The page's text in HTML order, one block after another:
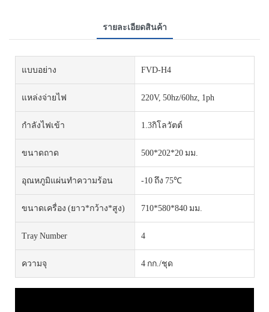
รายละเอียดสินค้า
แบบอย่าง FVD-H4
แหล่งจ่ายไฟ 220V, 50hz/60hz, 1ph
กำลังไฟเข้า 1.3กิโลวัตต์
ขนาดถาด 500*202*20 มม.
อุณหภูมิแผ่นทำความร้อน -10 ถึง 75℃
ขนาดเครื่อง (ยาว*กว้าง*สูง) 710*580*840 มม.
Tray Number 4
ความจุ 4 กก./ชุด